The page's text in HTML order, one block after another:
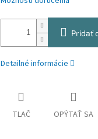
Pridať
Detailné informácie
TLAČ OPÝTAŤ SA